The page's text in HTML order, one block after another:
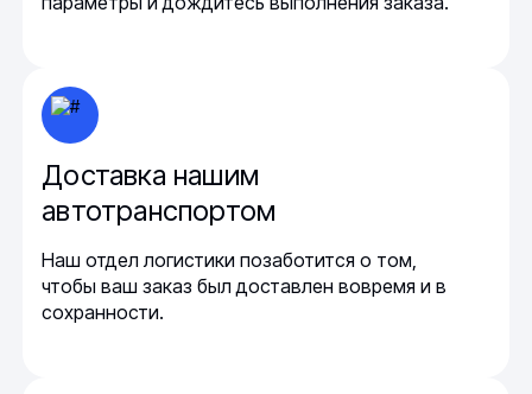
Доставка нашим
автотранспортом
Наш отдел логистики позаботится о том,
чтобы ваш заказ был доставлен вовремя и в
сохранности.